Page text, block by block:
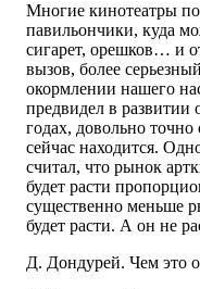
Многие кинотеатры
павильончики, куда
сигарет, орешков… и
вызов, более
окормлении нашего
предвидел в развитии
годах, довольно
сейчас находится.
считал, что рынок
будет расти
существенно меньше
будет расти. А он не
Д. Дондурей. Чем это